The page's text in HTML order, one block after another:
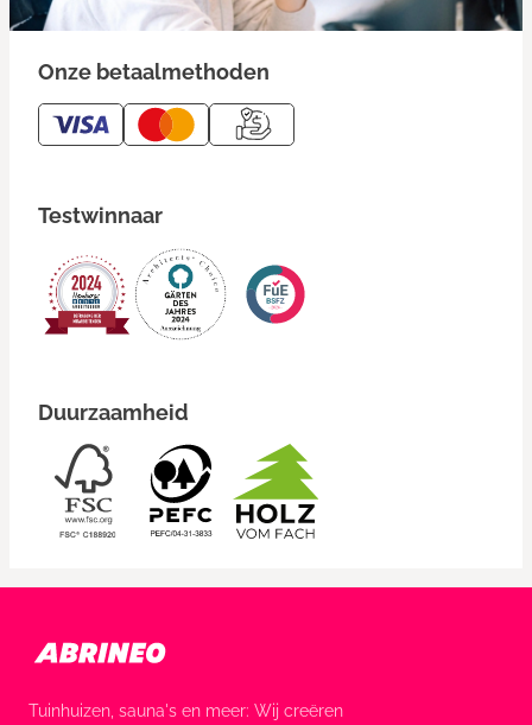
Onze betaalmethoden
Testwinnaar
Duurzaamheid
Tuinhuizen, sauna's en meer: Wij creëren